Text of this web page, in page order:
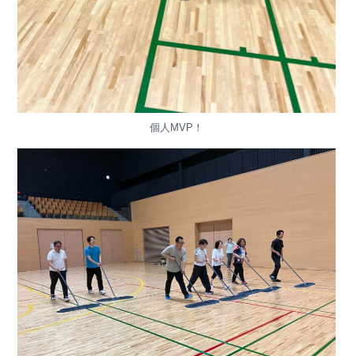
個人MVP！